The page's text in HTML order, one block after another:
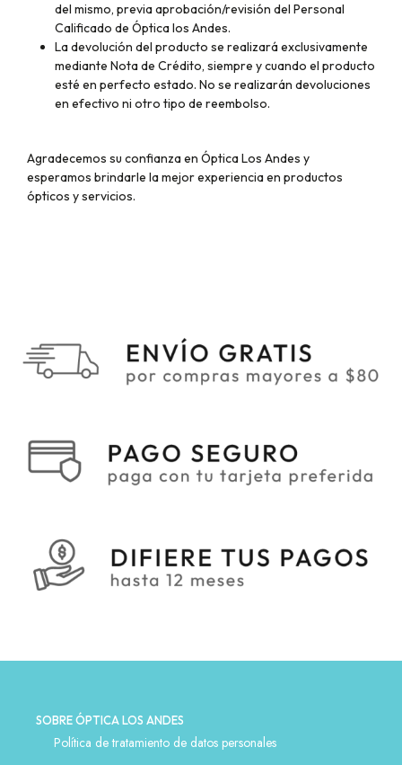
del mismo, previa aprobación/revisión del Personal
Calificado de Óptica los Andes.
La devolución del producto se realizará exclusivamente
mediante Nota de Crédito, siempre y cuando el producto
esté en perfecto estado. No se realizarán devoluciones
en efectivo ni otro tipo de reembolso.
Agradecemos su confianza en Óptica Los Andes y
esperamos brindarle la mejor experiencia en productos
ópticos y servicios.
SOBRE ÓPTICA LOS ANDES
Política de tratamiento de datos personales